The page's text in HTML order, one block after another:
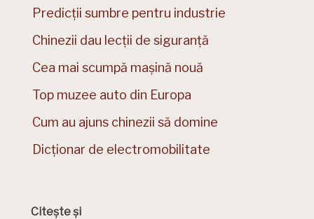
Predicții sumbre pentru industrie
Chinezii dau lecții de siguranță
Cea mai scumpă mașină nouă
Top muzee auto din Europa
Cum au ajuns chinezii să domine
Dicționar de electromobilitate
Citește și